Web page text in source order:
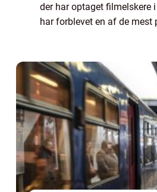
der har optaget filmelskere
har forblevet en af de mest